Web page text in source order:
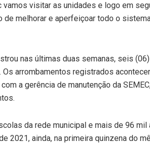
visitar as unidades e logo em
melhorar e aperfeiçoar todo o
nas últimas duas semanas, seis
arrombamentos registrados
a gerência de manutenção da
da rede municipal e mais de 96 mil
2021, ainda, na primeira quinzena do